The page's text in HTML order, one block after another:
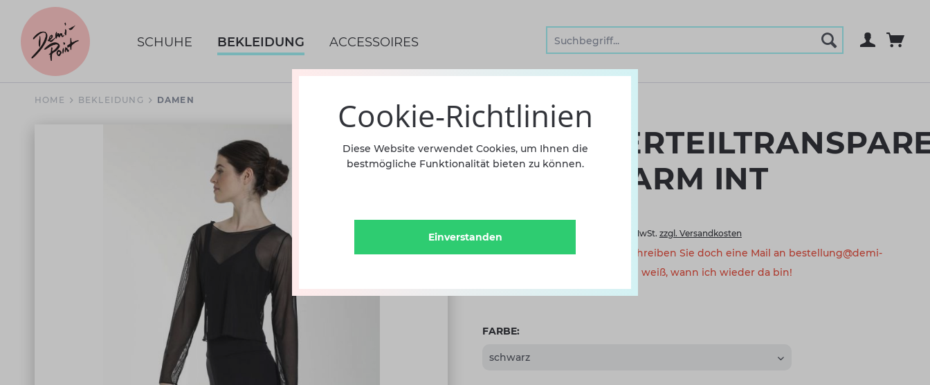
SCHUHE BEKLEIDUNG ACCESSOIRES
HOME BEKLEIDUNG DAMEN
LANGER ARM INT
34,90 €
inkl. MwSt. zzgl. Versandkosten
Oups! Bin leider nicht da. Schreiben Sie doch eine Mail an bestellung@demi-
point.de. Das Demi-Point Team weiß, wann ich wieder da bin!
FARBE:
Cookie-Richtlinien
Diese Website verwendet Cookies, um Ihnen die
bestmögliche Funktionalität bieten zu können.
Einverstanden